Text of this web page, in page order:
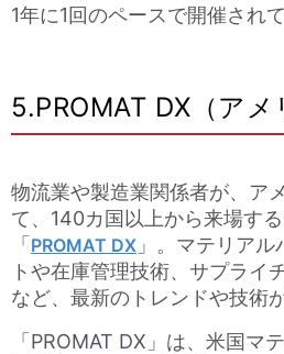
1年に1回のペースで開催されて
5.PROMAT DX（アメ
物流業や製造業関係者が、ア
て、140カ国以上から来場す
「PROMAT DX 」。マテリア
トや在庫管理技術、サプライ
など、最新のトレンドや技術
「PROMAT DX」は、米国マ